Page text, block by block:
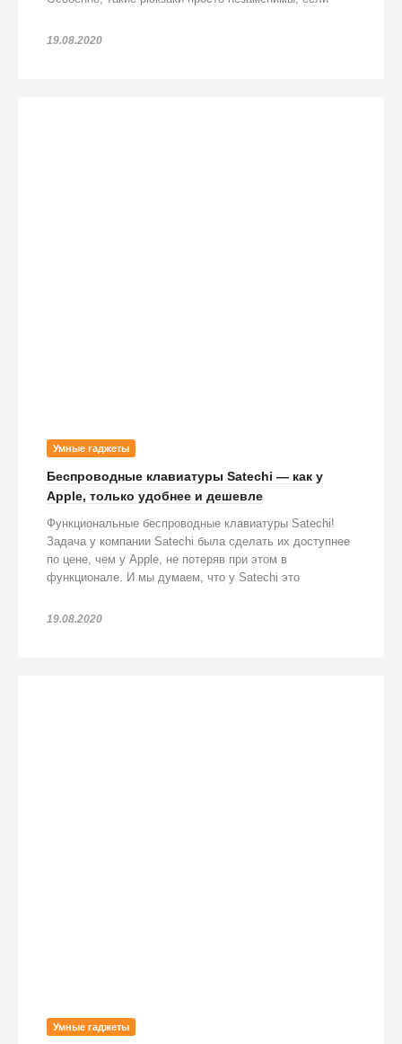
19.08.2020
Умные гаджеты
Беспроводные клавиатуры Satechi — как у
Apple, только удобнее и дешевле
Функциональные беспроводные клавиатуры Satechi!
Задача у компании Satechi была сделать их доступнее
по цене, чем у Apple, не потеряв при этом в
функционале. И мы думаем, что у Satechi это
19.08.2020
Умные гаджеты